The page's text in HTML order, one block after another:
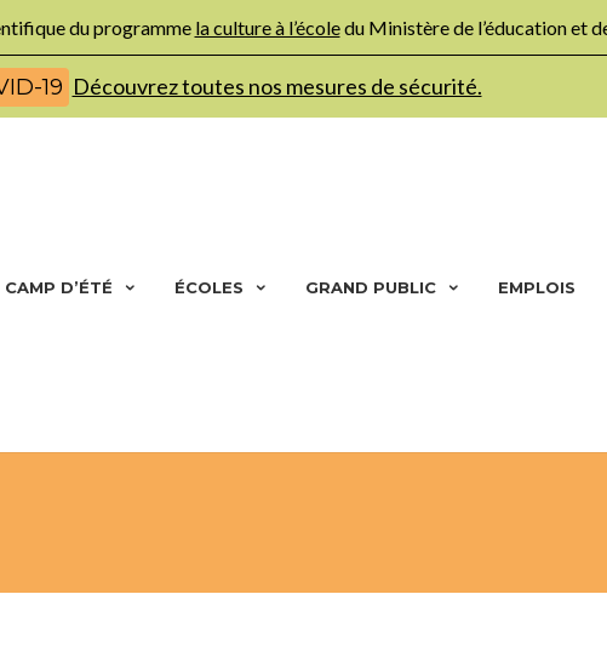
du programme la culture à l’écoledu Ministère de l’éducation et
19 Découvrez toutes nos mesures de sécurité.
CAMP D’ÉTÉ ÉCOLES GRAND PUBLIC EMPLOIS